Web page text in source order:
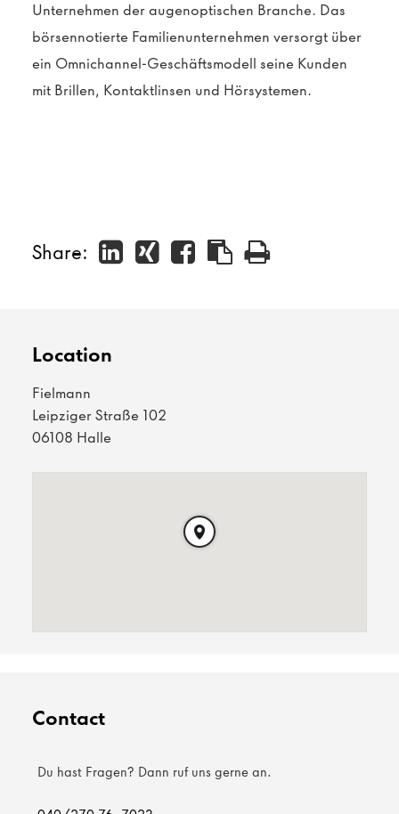
Unternehmen der augenoptischen Branche. Das
börsennotierte Familienunternehmen versorgt über
ein Omnichannel-Geschäftsmodell seine Kunden
mit Brillen, Kontaktlinsen und Hörsystemen.
Share:
Location
Fielmann
Leipziger Straße 102
06108 Halle
Contact
Du hast Fragen? Dann ruf uns gerne an.